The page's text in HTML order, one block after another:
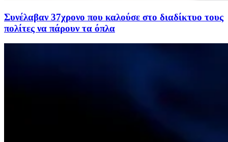
Συνέλαβαν 37χρονο που καλούσε στο διαδίκτυο τους
πολίτες να πάρουν τα όπλα